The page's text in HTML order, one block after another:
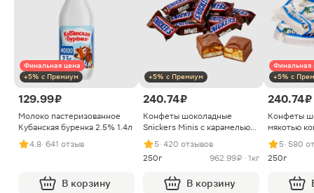
Финальная цена
+5% с Премиум
129.99 ₽
Молоко пастеризованное
Кубанская буренка 2.5% 1.4л
4.8· 641 отзыв
В корзину
+5% с Премиум
240.74 ₽
Конфеты шоколадные
Snickers Minis с карамелью
арахисом и нугой
5· 420 отзывов
250г
962.99 ₽ · 1кг
В корзину
Финальная
+5% с
240.74 ₽
Конфеты
мякотью
5· 580
250г